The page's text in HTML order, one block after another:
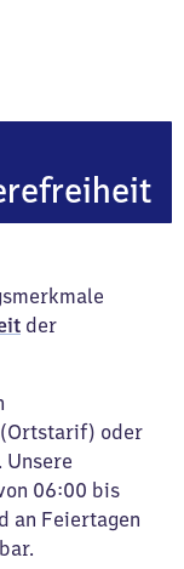
der
(Ortstarif) oder
. Unsere
06:00 bis
an Feiertagen